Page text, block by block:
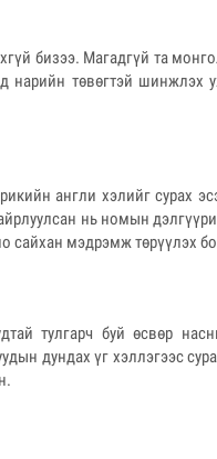
бизээ. Магадгүй та
нарийн төвөгтэй шинжлэх
англи хэлийг сурах
нь номын
сайхан мэдрэмж төрүүлэх
тулгарч буй өсвөр
дундах үг хэллэгээс